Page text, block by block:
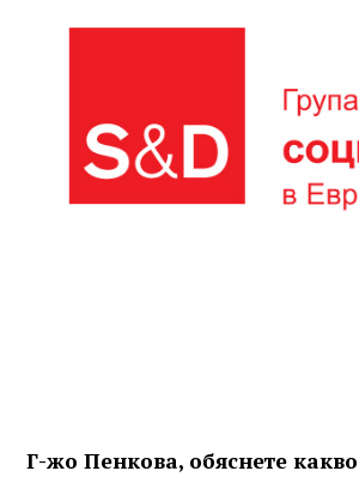
Г-жо Пенкова, обяснете